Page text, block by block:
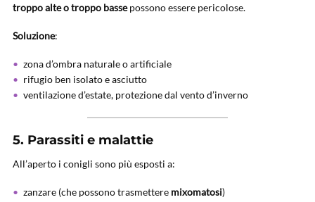
troppo alte o troppo bassepossono essere pericolose.
Soluzione:
zona d’ombra naturale o artificiale
rifugio ben isolato e asciutto
ventilazione d’estate, protezione dal vento d’inverno
5. Parassiti e malattie
All’aperto i conigli sono più esposti a:
zanzare (che possono trasmettere mixomatosi)